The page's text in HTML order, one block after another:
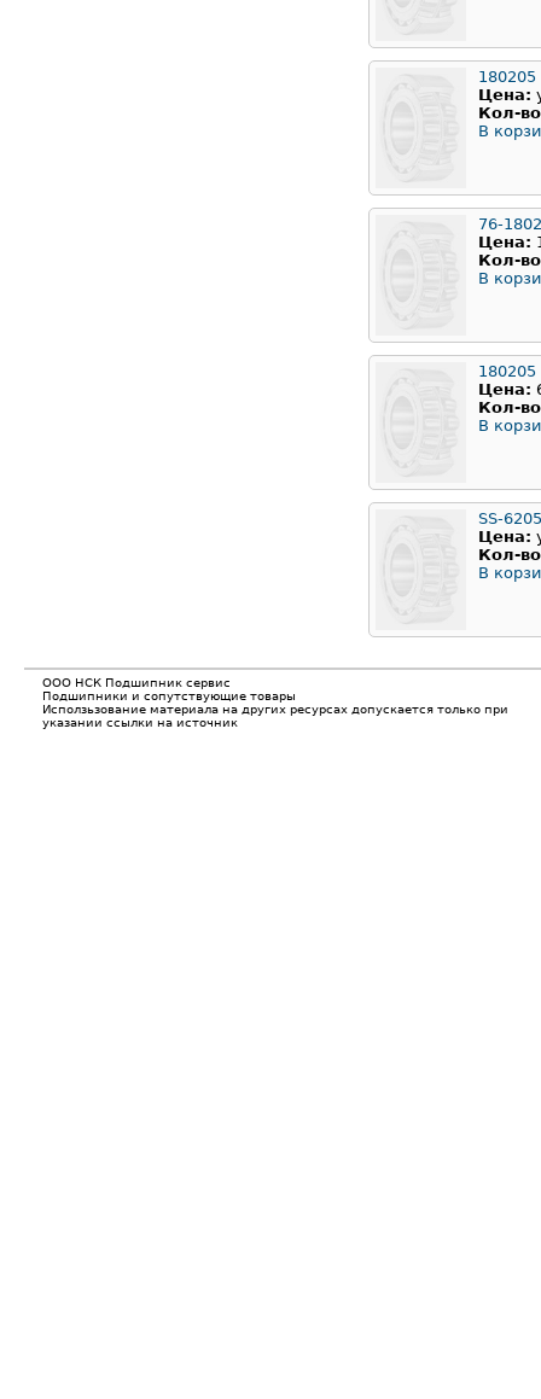
180205
Цена:
Кол-
В
76-
Цена:
Кол-
В
180205
Цена:
Кол-
В
SS-
Цена:
Кол-
В
ООО НСК Подшипник сервис
Подшипники и сопутствующие товары
Исползьзование материала на других ресурсах допускается только при
указании ссылки на источник